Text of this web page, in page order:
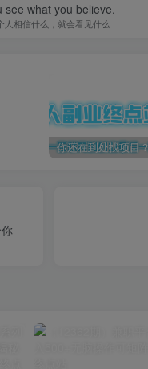
see what you believe.
人相信什么，就会看见什么